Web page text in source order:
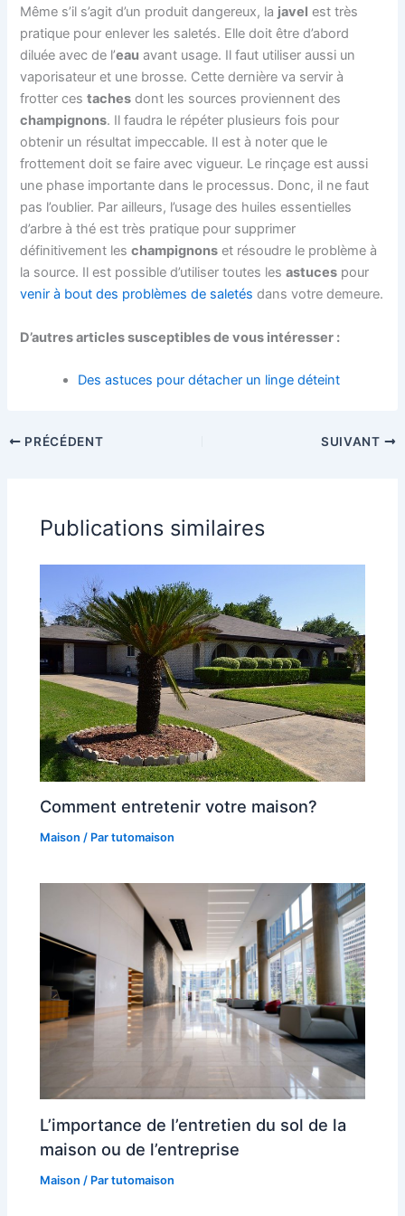
Même s’il s’agit d’un produit dangereux, la javel est très
pratique pour enlever les saletés. Elle doit être d’abord
diluée avec de l’eau avant usage. Il faut utiliser aussi un
vaporisateur et une brosse. Cette dernière va servir à
frotter cestaches dont les sources proviennent des
champignons. Il faudra le répéter plusieurs fois pour
obtenir un résultat impeccable. Il est à noter que le
frottement doit se faire avec vigueur. Le rinçage est aussi
une phase importante dans le processus. Donc, il ne faut
pas l’oublier. Par ailleurs, l’usage des huiles essentielles
d’arbre à thé est très pratique pour supprimer
définitivement leschampignons et résoudre le problème à
la source. Il est possible d’utiliser toutes lesastuces pour
venir à bout des problèmes de saletés dans votre demeure.
D’autres articles susceptibles de vous intéresser :
Des astuces pour détacher un linge déteint
PRÉCÉDENT SUIVANT
Publications similaires
Comment entretenir votre maison?
Maison / Partutomaison
L’importance de l’entretien du sol de la
maison ou de l’entreprise
Maison / Partutomaison